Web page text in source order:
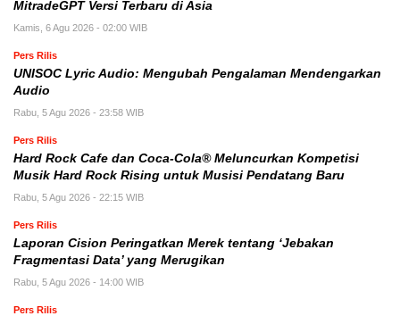
MitradeGPT Versi Terbaru di Asia
Kamis, 6 Agu 2026 - 02:00 WIB
Pers Rilis
UNISOC Lyric Audio: Mengubah Pengalaman Mendengarkan
Audio
Rabu, 5 Agu 2026 - 23:58 WIB
Pers Rilis
Hard Rock Cafe dan Coca-Cola® Meluncurkan Kompetisi
Musik Hard Rock Rising untuk Musisi Pendatang Baru
Rabu, 5 Agu 2026 - 22:15 WIB
Pers Rilis
Laporan Cision Peringatkan Merek tentang ‘Jebakan
Fragmentasi Data’ yang Merugikan
Rabu, 5 Agu 2026 - 14:00 WIB
Pers Rilis